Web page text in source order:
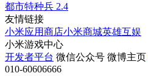
都市特种兵 2.4
友情链接
小米应用商店小米商城英雄互娱
小米游戏中心
开发者平台 微信公众号 微博主页
010-60606666